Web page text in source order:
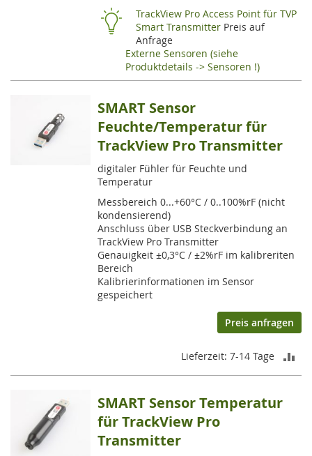
TrackView Pro Access Point für TVP
Smart Transmitter Preis auf
Anfrage
Externe Sensoren (siehe
Produktdetails -> Sensoren !)
SMART Sensor
Feuchte/Temperatur für
TrackView Pro Transmitter
digitaler Fühler für Feuchte und
Temperatur
Messbereich 0...+60°C / 0..100%rF (nicht
kondensierend)
Anschluss über USB Steckverbindung an
TrackView Pro Transmitter
Genauigkeit ±0,3°C / ±2%rF im kalibreriten
Bereich
Kalibrierinformationen im Sensor
gespeichert
Preis anfragen
Lieferzeit: 7-14 Tage
SMART Sensor Temperatur
für TrackView Pro
Transmitter